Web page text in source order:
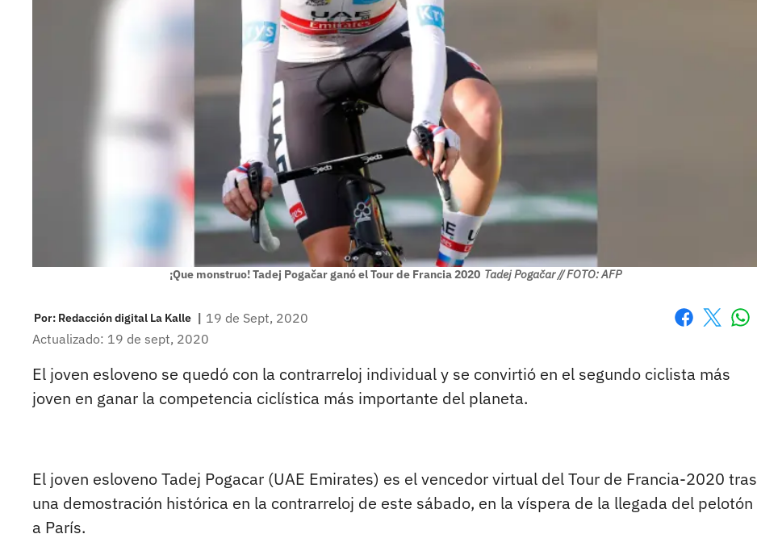
¡Que monstruo! Tadej Pogačar ganó el Tour de Francia 2020 Tadej Pogačar // FOTO: AFP
Por: Redacción digital La Kalle | 19 de Sept, 2020
Actualizado: 19 de sept, 2020
El joven esloveno se quedó con la contrarreloj individual y se convirtió en el segundo ciclista más
joven en ganar la competencia ciclística más importante del planeta.
El joven esloveno Tadej Pogacar (UAE Emirates) es el vencedor virtual del Tour de Francia-2020 tras
una demostración histórica en la contrarreloj de este sábado, en la víspera de la llegada del pelotón
a París.